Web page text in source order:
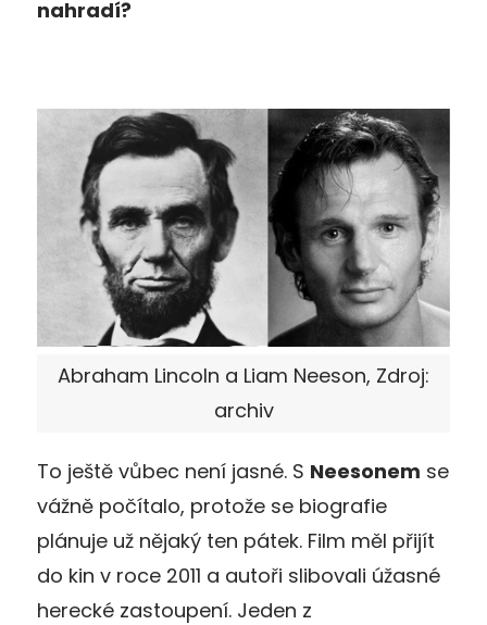
nahradí?
Abraham Lincoln a Liam Neeson, Zdroj:
archiv
To ještě vůbec není jasné. S Neesonem se
vážně počítalo, protože se biografie
plánuje už nějaký ten pátek. Film měl přijít
do kin v roce 2011 a autoři slibovali úžasné
herecké zastoupení. Jeden z